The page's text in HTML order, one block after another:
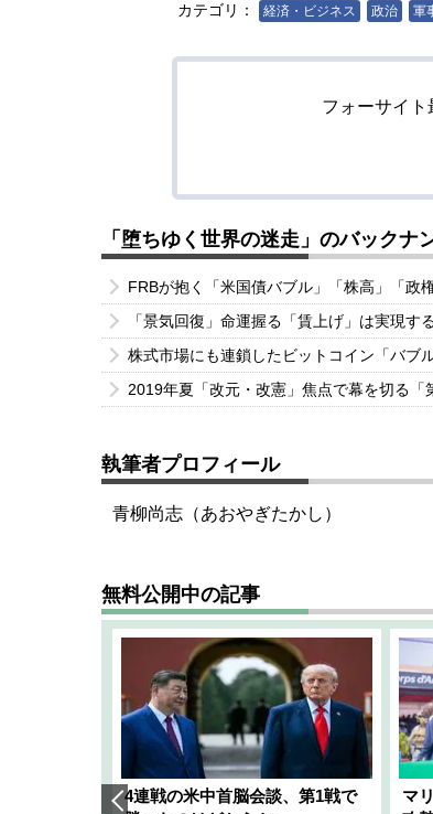
カテゴリ： 経済・ビジネス 政治 軍
フォーサイト
「堕ちゆく世界の迷走」のバックナ
FRBが抱く「米国債バブル」「株高」「政
「景気回復」命運握る「賃上げ」は実現す
株式市場にも連鎖したビットコイン「バブ
2019年夏「改元・改憲」焦点で幕を切る「
執筆者プロフィール
青柳尚志（あおやぎたかし）
無料公開中の記事
4連戦の米中首脳会談、第1戦で
マ